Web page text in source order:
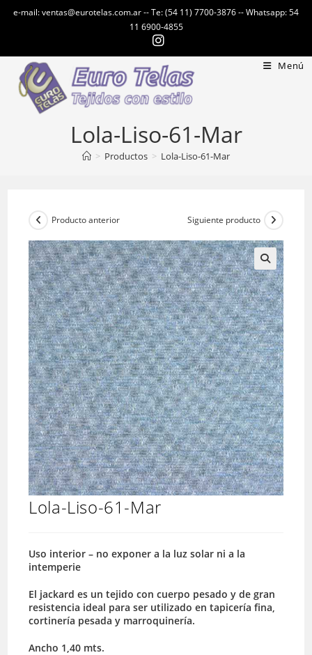
e-mail: ventas@eurotelas.com.ar -- Te: (54 11) 7700-3876 -- Whatsapp: 54
11 6900-4855
Menú
Lola-Liso-61-Mar
> Productos > Lola-Liso-61-Mar
Producto anterior Siguiente producto
Lola-Liso-61-Mar
Uso interior – no exponer a la luz solar ni a la
intemperie
El jackard es un tejido con cuerpo pesado y de gran
resistencia ideal para ser utilizado en tapicería fina,
cortinería pesada y marroquinería.
Ancho 1,40 mts.